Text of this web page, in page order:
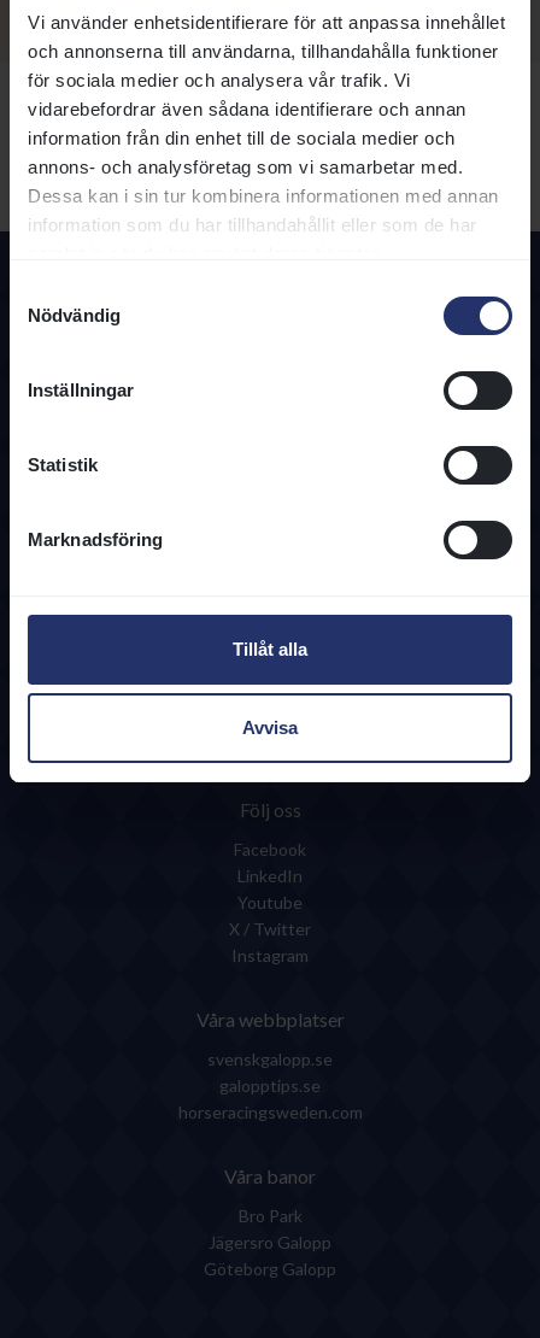
Vi använder enhetsidentifierare för att anpassa innehållet
och annonserna till användarna, tillhandahålla funktioner
för sociala medier och analysera vår trafik. Vi
vidarebefordrar även sådana identifierare och annan
information från din enhet till de sociala medier och
annons- och analysföretag som vi samarbetar med.
Dessa kan i sin tur kombinera informationen med annan
information som du har tillhandahållit eller som de har
Nödvändig
Inställningar
Statistik
Marknadsföring
Tillåt alla
Avvisa
Hästnamn Född Ålder Kön HCP
PAPA
JOE (IRE)
2023-04-30 3 V 85
Användarvillkor
Cookies
Regelverk
Följ oss
Facebook
LinkedIn
Youtube
X / Twitter
Instagram
Våra webbplatser
svenskgalopp.se
galopptips.se
horseracingsweden.com
Våra banor
Bro Park
Jägersro Galopp
Göteborg Galopp